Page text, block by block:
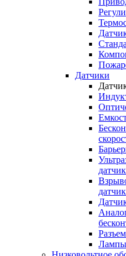
Датчики
Лампы